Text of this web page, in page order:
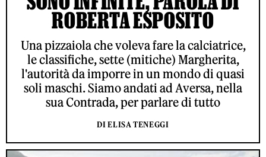
ROBERTA ESPOSITO
Una pizzaiola che voleva fare la calciatrice,
le classifiche, sette (mitiche) Margherita,
l'autorità da imporre in un mondo di quasi
soli maschi. Siamo andati ad Aversa, nella
sua Contrada, per parlare di tutto
DI ELISA TENEGGI